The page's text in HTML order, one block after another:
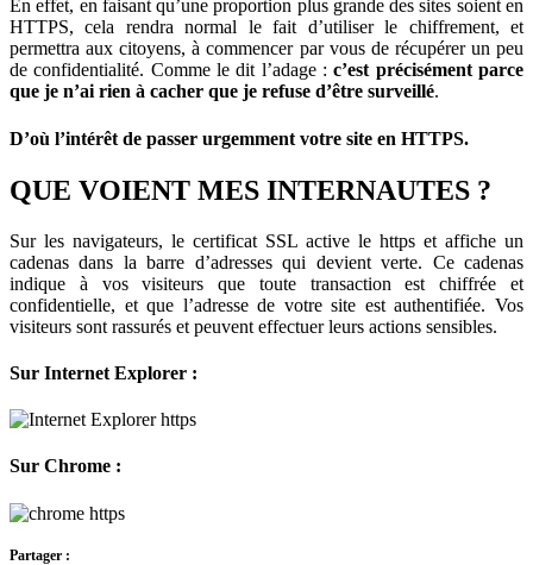
En effet, en faisant qu’une proportion plus grande des sites soient en
HTTPS, cela rendra normal le fait d’utiliser le chiffrement, et
permettra aux citoyens, à commencer par vous de récupérer un peu
de confidentialité. Comme le dit l’adage :c’est précisément parce
que je n’ai rien à cacher que je refuse d’être surveillé.
D’où l’intérêt de passer urgemment votre site en HTTPS.
QUE VOIENT MES INTERNAUTES ?
Sur les navigateurs, le certificat SSL active le https et affiche un
cadenas dans la barre d’adresses qui devient verte. Ce cadenas
indique à vos visiteurs que toute transaction est chiffrée et
confidentielle, et que l’adresse de votre site est authentifiée. Vos
visiteurs sont rassurés et peuvent effectuer leurs actions sensibles.
Sur Internet Explorer :
Sur Chrome :
Partager :